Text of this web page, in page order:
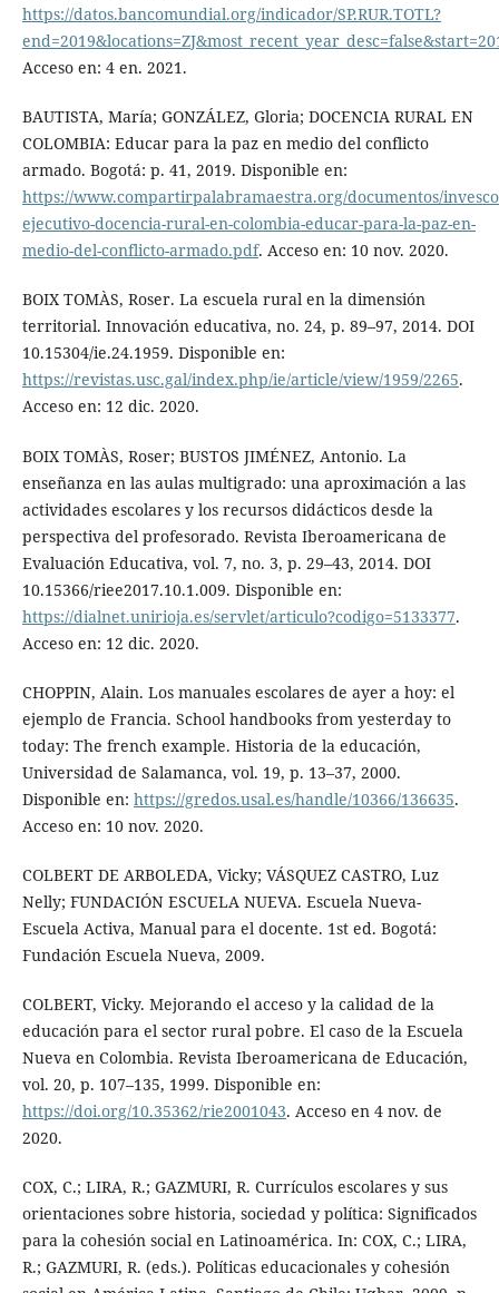
https://datos.bancomundial.org/indicador/SP.RUR.TOTL?
Acceso en: 4 en. 2021.
BAUTISTA, María; GONZÁLEZ, Gloria; DOCENCIA RURAL EN
COLOMBIA: Educar para la paz en medio del conflicto
armado. Bogotá: p. 41, 2019. Disponible en:
https://www.compartirpalabramaestra.org/documentos/
ejecutivo-docencia-rural-en-colombia-educar-para-la-paz-en-
medio-del-conflicto-armado.pdf. Acceso en: 10 nov. 2020.
BOIX TOMÀS, Roser. La escuela rural en la dimensión
territorial. Innovación educativa, no. 24, p. 89–97, 2014. DOI
10.15304/ie.24.1959. Disponible en:
https://revistas.usc.gal/index.php/ie/article/view/1959/2265.
Acceso en: 12 dic. 2020.
BOIX TOMÀS, Roser; BUSTOS JIMÉNEZ, Antonio. La
enseñanza en las aulas multigrado: una aproximación a las
actividades escolares y los recursos didácticos desde la
perspectiva del profesorado. Revista Iberoamericana de
Evaluación Educativa, vol. 7, no. 3, p. 29–43, 2014. DOI
10.15366/riee2017.10.1.009. Disponible en:
https://dialnet.unirioja.es/servlet/articulo?codigo=5133377.
Acceso en: 12 dic. 2020.
CHOPPIN, Alain. Los manuales escolares de ayer a hoy: el
ejemplo de Francia. School handbooks from yesterday to
today: The french example. Historia de la educación,
Universidad de Salamanca, vol. 19, p. 13–37, 2000.
Disponible en: https://gredos.usal.es/handle/10366/136635.
Acceso en: 10 nov. 2020.
COLBERT DE ARBOLEDA, Vicky; VÁSQUEZ CASTRO, Luz
Nelly; FUNDACIÓN ESCUELA NUEVA. Escuela Nueva-
Escuela Activa, Manual para el docente. 1st ed. Bogotá:
Fundación Escuela Nueva, 2009.
COLBERT, Vicky. Mejorando el acceso y la calidad de la
educación para el sector rural pobre. El caso de la Escuela
Nueva en Colombia. Revista Iberoamericana de Educación,
vol. 20, p. 107–135, 1999. Disponible en:
https://doi.org/10.35362/rie2001043. Acceso en 4 nov. de
2020.
COX, C.; LIRA, R.; GAZMURI, R. Currículos escolares y sus
orientaciones sobre historia, sociedad y política: Significados
para la cohesión social en Latinoamérica. In: COX, C.; LIRA,
R.; GAZMURI, R. (eds.). Políticas educacionales y cohesión